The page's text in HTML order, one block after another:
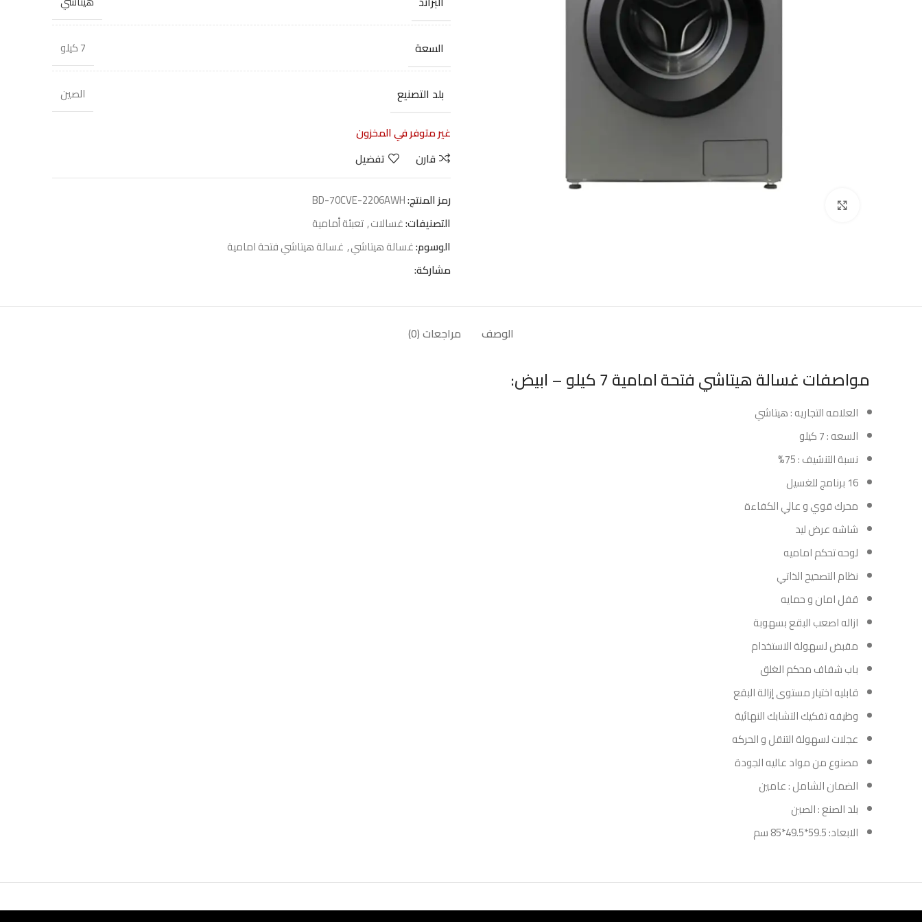
السعة 7 كيلو
بلد التصنيع
الصين
غير متوفر في المخزون
قارن
تفضيل
رمز المنتج:BD-70CVE-2206AWH
التصنيفات:غسالات,تعبئة أمامية
الوسوم:غسالة هيتاشي, غسالة هيتاشي فتحة امامية
مشاركة:
الوصف مراجعات (0)
مواصفات غسالة هيتاشي فتحة امامية 7 كيلو – ابيض:
العلامه التجاريه : هيتاشي
السعه : 7 كيلو
نسبة التنشيف : 75%
16 برنامج للغسيل
محرك قوي و عالي الكفاءة
شاشه عرض ليد
لوحه تحكم اماميه
نظام التصحيح الذاتي
قفل امان و حمايه
ازاله اصعب البقع بسهوبة
مقبض لسهولة الاستخدام
باب شفاف محكم الغلق
قابليه اختيار مستوى إزالة البقع
وظيفه تفكيك التشابك النهائية
عجلات لسهولة التنقل و الحركه
مصنوع من مواد عاليه الجودة
الضمان الشامل : عامين
بلد الصنع : الصين
الابعاد: 59.5*49.5*85 سم